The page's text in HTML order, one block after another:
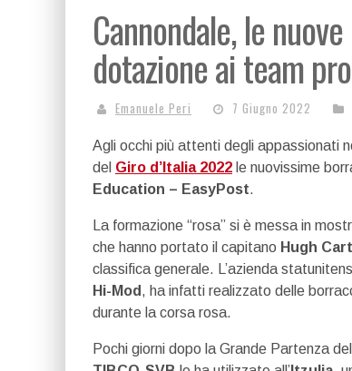
Cannondale, le
dotazione ai team
Emanuele Peri 7 Giugno 2022
Agli occhi più attenti degli appassionati
del Giro d’Italia 2022 le nuovissime
Education – EasyPost.
La formazione “rosa” si è messa in
che hanno portato il capitano Hugh
classifica generale. L’azienda
Hi-Mod , ha infatti realizzato delle
durante la corsa rosa.
Pochi giorni dopo la Grande Partenza